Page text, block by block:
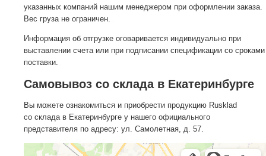
указанных компаний нашим менеджером при оформлении заказа.
Вес груза не ограничен.
Информация об отгрузке оговаривается индивидуально при
выставлении счета или при подписании спецификации со сроками
поставки.
Самовывоз со склада в Екатеринбурге
Вы можете ознакомиться и приобрести продукцию Rusklad
со склада в Екатеринбурге у нашего официального
представителя по адресу: ул. Самолетная, д. 57.